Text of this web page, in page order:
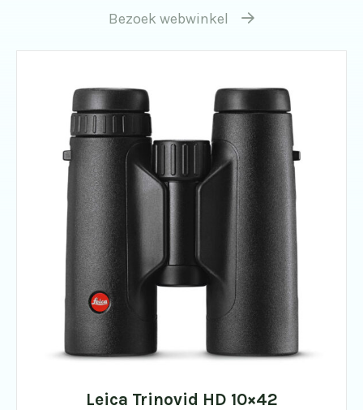
Bezoek webwinkel
Leica Trinovid HD 10×42